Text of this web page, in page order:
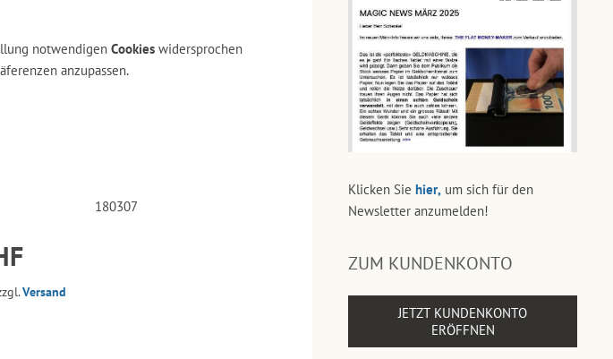
notwendigen Cookieswidersprochen
anzupassen.
180307
Versand
Klicken Sie hier, um sich für den
Newsletter anzumelden!
ZUM KUNDENKONTO
JETZT KUNDENKONTO
ERÖFFNEN